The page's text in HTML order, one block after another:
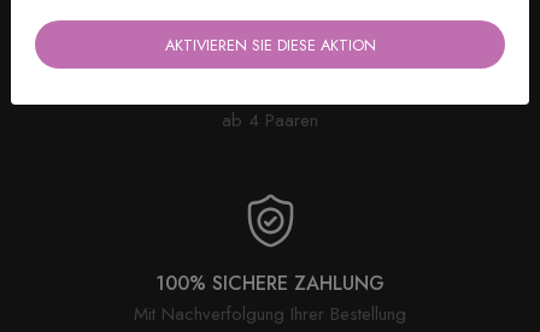
ab 4 Paaren
100% SICHERE ZAHLUNG
Mit Nachverfolgung Ihrer Bestellung
AKTIVIEREN SIE DIESE AKTION